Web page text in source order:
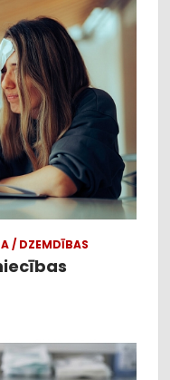
/ DZEMDĪBAS